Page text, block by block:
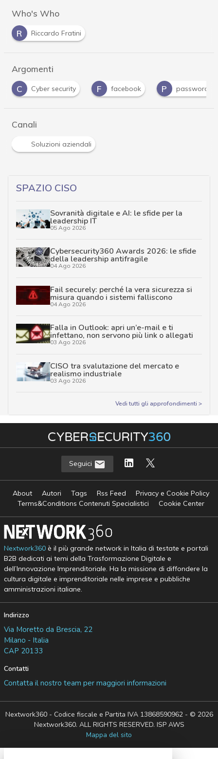
Who's Who
R
Riccardo Fratini
Argomenti
C
Cyber security facebook P password
Canali
Soluzioni aziendali
SPAZIO CISO
Sovranità digitale e AI: le sfide per la
leadership IT
05 Ago 2026
Cybersecurity360 Awards 2026: le sfide
della leadership antifragile
04 Ago 2026
Fail securely: perché la vera sicurezza si
misura quando i sistemi falliscono
04 Ago 2026
Falla in Outlook: apri un’e-mail e ti
infettano, non servono più link o allegati
03 Ago 2026
CISO tra svalutazione del mercato e
realismo industriale
03 Ago 2026
Vedi tutti gli approfondimenti >
Seguici
About Autori Tags Rss Feed
Privacy e Cookie Policy
Terms&Conditions Contenuti Specialistici
Cookie Center
Nextwork360è il più grande network in Italia di testate e portali
B2B dedicati ai temi della Trasformazione Digitale e
dell’Innovazione Imprenditoriale. Ha la missione di diffondere la
cultura digitale e imprenditoriale nelle imprese e pubbliche
amministrazioni italiane.
Indirizzo
Via Moretto da Brescia, 22
Milano - Italia
CAP 20133
Contatti
Contatta il nostro team per maggiori informazioni
Nextwork360 - Codice fiscale e Partita IVA 13868590962 - © 2026
Nextwork360. ALL RIGHTS RESERVED. ISP AWS
Mappa del sito